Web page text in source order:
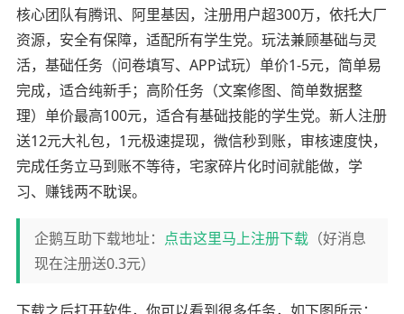
核心团队有腾讯、阿里基因，注册用户超300万，依托大厂
资源，安全有保障，适配所有学生党。玩法兼顾基础与灵
活，基础任务（问卷填写、APP试玩）单价1-5元，简单易
完成，适合纯新手；高阶任务（文案修图、简单数据整
理）单价最高100元，适合有基础技能的学生党。新人注册
送12元大礼包，1元极速提现，微信秒到账，审核速度快，
完成任务立马到账不等待，宅家碎片化时间就能做，学
习、赚钱两不耽误。
企鹅互助下载地址： 点击这里马上注册下载（好消息
现在注册送0.3元）